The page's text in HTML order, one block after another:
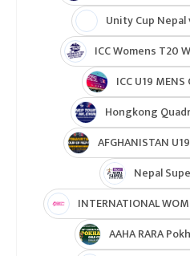
Unity Cup
ICC Womens T20
ICC U19
Hongkong
AFGHANISTAN
Nepal
INTERNATIONAL
AAHA RARA